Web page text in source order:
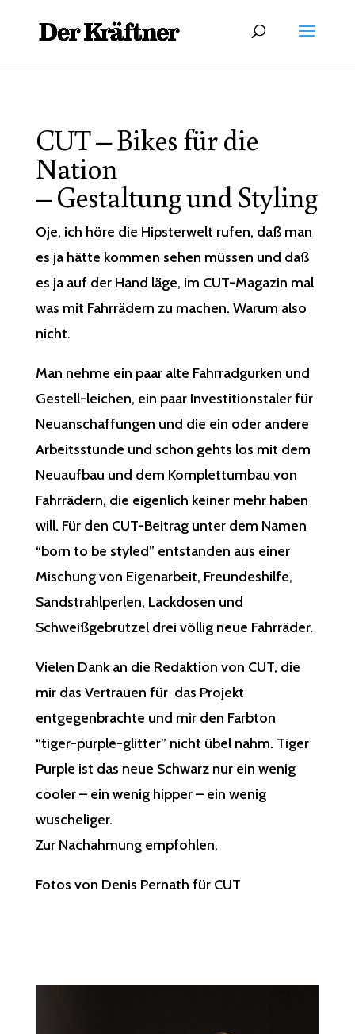
CUT – Bikes für die
Nation
– Gestaltung und Styling
Oje, ich höre die Hipsterwelt rufen, daß man
es ja hätte kommen sehen müssen und daß
es ja auf der Hand läge, im CUT-Magazin mal
was mit Fahrrädern zu machen. Warum also
nicht.
Man nehme ein paar alte Fahrradgurken und
Gestell-leichen, ein paar Investitionstaler für
Neuanschaffungen und die ein oder andere
Arbeitsstunde und schon gehts los mit dem
Neuaufbau und dem Komplettumbau von
Fahrrädern, die eigenlich keiner mehr haben
will. Für den CUT-Beitrag unter dem Namen
“born to be styled” entstanden aus einer
Mischung von Eigenarbeit, Freundeshilfe,
Sandstrahlperlen, Lackdosen und
Schweißgebrutzel drei völlig neue Fahrräder.
Vielen Dank an die Redaktion von CUT, die
mir das Vertrauen für das Projekt
entgegenbrachte und mir den Farbton
“tiger-purple-glitter” nicht übel nahm. Tiger
Purple ist das neue Schwarz nur ein wenig
cooler – ein wenig hipper – ein wenig
wuscheliger.
Zur Nachahmung empfohlen.
Fotos von Denis Pernath für CUT